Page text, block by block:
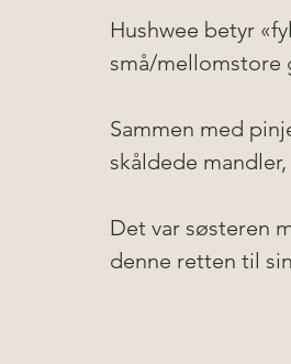
Surdeig Vegansk mat
Hushwee betyr
små/mellomstore
Sammen med
skåldede
Det var søsteren
denne retten til